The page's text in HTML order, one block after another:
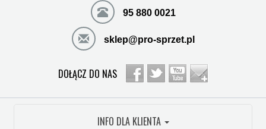
95 880 0021
sklep@pro-sprzet.pl
DOŁĄCZ DO NAS
INFO DLA KLIENTA